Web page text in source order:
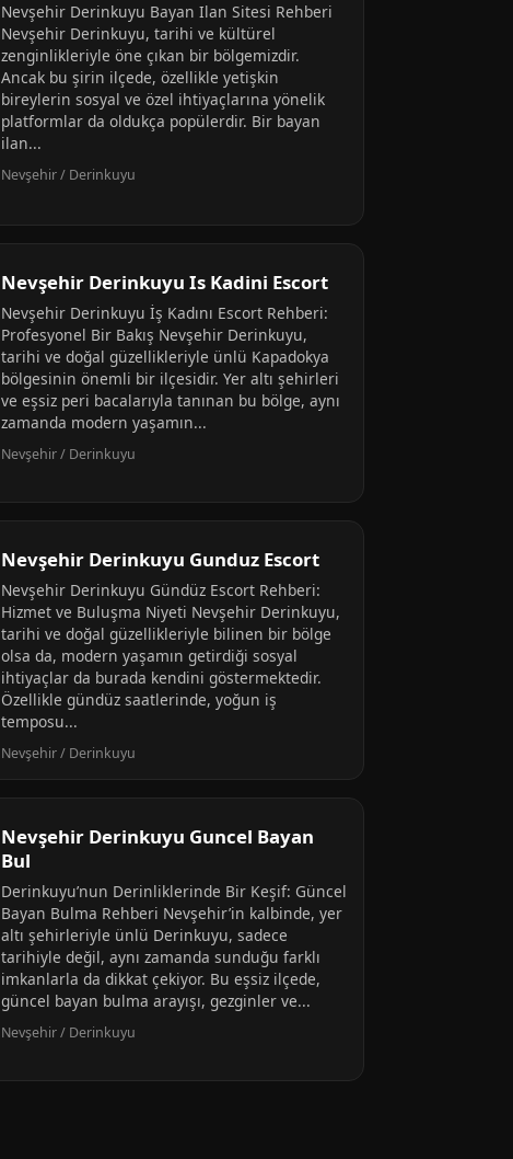
Nevşehir Derinkuyu Bayan Ilan Sitesi Rehberi
Nevşehir Derinkuyu, tarihi ve kültürel
zenginlikleriyle öne çıkan bir bölgemizdir.
Ancak bu şirin ilçede, özellikle yetişkin
bireylerin sosyal ve özel ihtiyaçlarına yönelik
platformlar da oldukça popülerdir. Bir bayan
ilan...
Nevşehir / Derinkuyu
Nevşehir Derinkuyu Is Kadini Escort
Nevşehir Derinkuyu İş Kadını Escort Rehberi:
Profesyonel Bir Bakış Nevşehir Derinkuyu,
tarihi ve doğal güzellikleriyle ünlü Kapadokya
bölgesinin önemli bir ilçesidir. Yer altı şehirleri
ve eşsiz peri bacalarıyla tanınan bu bölge, aynı
zamanda modern yaşamın...
Nevşehir / Derinkuyu
Nevşehir Derinkuyu Gunduz Escort
Nevşehir Derinkuyu Gündüz Escort Rehberi:
Hizmet ve Buluşma Niyeti Nevşehir Derinkuyu,
tarihi ve doğal güzellikleriyle bilinen bir bölge
olsa da, modern yaşamın getirdiği sosyal
ihtiyaçlar da burada kendini göstermektedir.
Özellikle gündüz saatlerinde, yoğun iş
temposu...
Nevşehir / Derinkuyu
Nevşehir Derinkuyu Guncel Bayan
Bul
Derinkuyu’nun Derinliklerinde Bir Keşif: Güncel
Bayan Bulma Rehberi Nevşehir’in kalbinde, yer
altı şehirleriyle ünlü Derinkuyu, sadece
tarihiyle değil, aynı zamanda sunduğu farklı
imkanlarla da dikkat çekiyor. Bu eşsiz ilçede,
güncel bayan bulma arayışı, gezginler ve...
Nevşehir / Derinkuyu